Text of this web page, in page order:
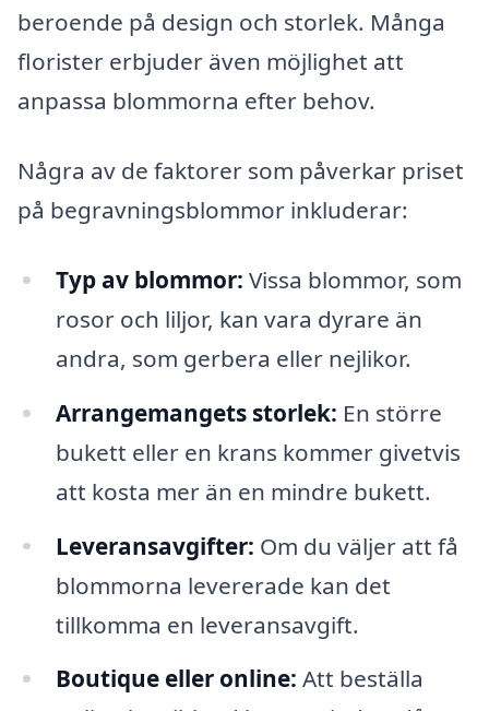
beroende på design och storlek. Många
florister erbjuder även möjlighet att
anpassa blommorna efter behov.
Några av de faktorer som påverkar priset
på begravningsblommor inkluderar:
Typ av blommor: Vissa blommor, som
rosor och liljor, kan vara dyrare än
andra, som gerbera eller nejlikor.
Arrangemangets storlek: En större
bukett eller en krans kommer givetvis
att kosta mer än en mindre bukett.
Leveransavgifter: Om du väljer att få
blommorna levererade kan det
tillkomma en leveransavgift.
Boutique eller online: Att beställa